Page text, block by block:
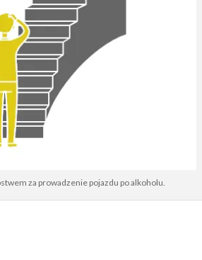
za prowadzenie pojazdu po alkoholu.